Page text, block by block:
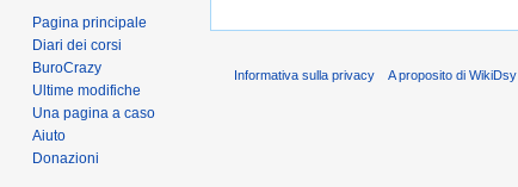
Pagina principale
Diari dei corsi
BuroCrazy
Ultime modifiche
Una pagina a caso
Aiuto
Donazioni
Informativa sulla privacy A proposito di WikiDsy